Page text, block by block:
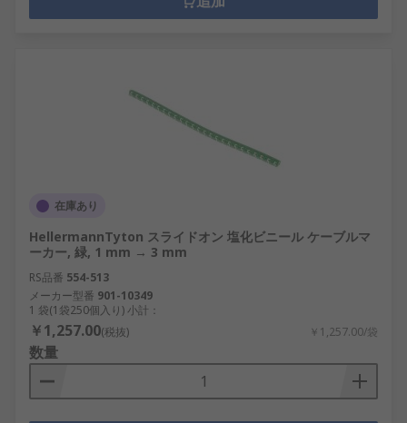
在庫あり
HellermannTyton スライドオン 塩化ビニール ケーブルマ
ーカー, 緑, 1 mm → 3 mm
RS品番 554-513
メーカー型番 901-10349
1 袋(1袋250個入り) 小計：
￥1,257.00(税抜) ￥1,257.00/袋
数量